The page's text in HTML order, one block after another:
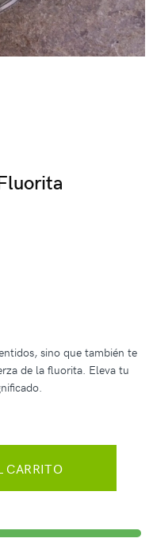
sino que también te
de la fluorita. Eleva tu
CARRITO